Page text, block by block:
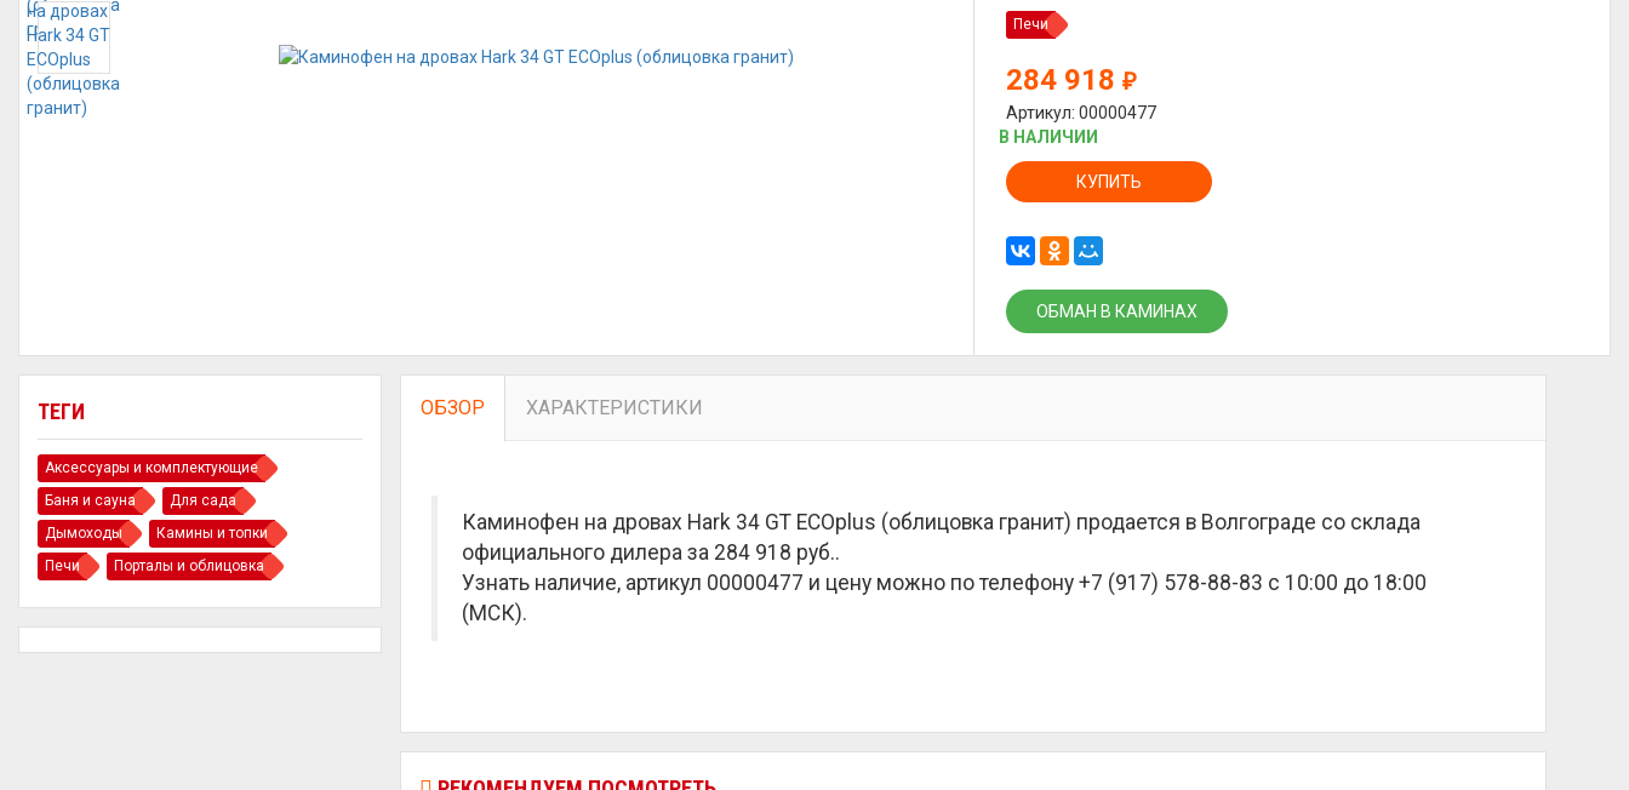
Печи
284 918₽
Артикул: 00000477
В НАЛИЧИИ
КУПИТЬ
ОБМАН В КАМИНАХ
ТЕГИ
Аксессуары и комплектующие
Баня и сауна
Для сада
Дымоходы
Камины и топки
Печи
Порталы и облицовка
ОБЗОР ХАРАКТЕРИСТИКИ
Каминофен на дровах Hark 34 GT ECOplus (облицовка гранит) продается в Волгограде со склада
официального дилера за 284 918 руб..
Узнать наличие, артикул 00000477 и цену можно по телефону +7 (917) 578-88-83 с 10:00 до 18:00
(МСК).